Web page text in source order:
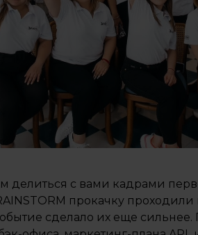
делиться с вами кадрами
прокачку
сделало их еще